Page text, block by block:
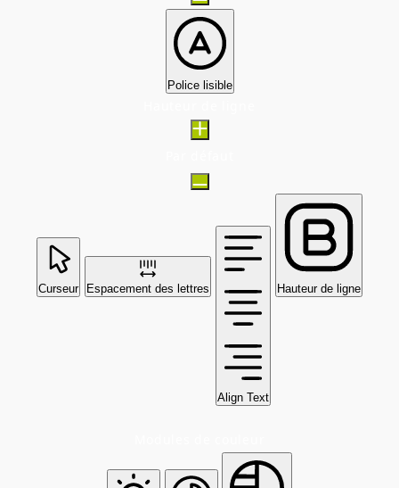
Police lisible
Curseur Espacement des lettres
Align Text
Hauteur de ligne